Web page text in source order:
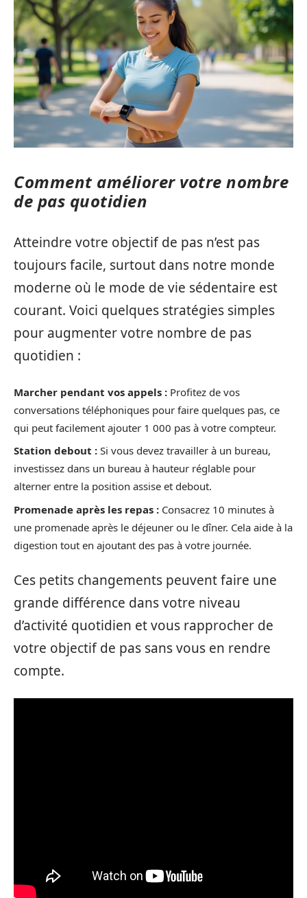
Comment améliorer votre nombre
de pas quotidien
Atteindre votre objectif de pas n’est pas
toujours facile, surtout dans notre monde
moderne où le mode de vie sédentaire est
courant. Voici quelques stratégies simples
pour augmenter votre nombre de pas
quotidien :
Marcher pendant vos appels : Profitez de vos
conversations téléphoniques pour faire quelques pas, ce
qui peut facilement ajouter 1 000 pas à votre compteur.
Station debout : Si vous devez travailler à un bureau,
investissez dans un bureau à hauteur réglable pour
alterner entre la position assise et debout.
Promenade après les repas : Consacrez 10 minutes à
une promenade après le déjeuner ou le dîner. Cela aide à la
digestion tout en ajoutant des pas à votre journée.
Ces petits changements peuvent faire une
grande différence dans votre niveau
d’activité quotidien et vous rapprocher de
votre objectif de pas sans vous en rendre
compte.